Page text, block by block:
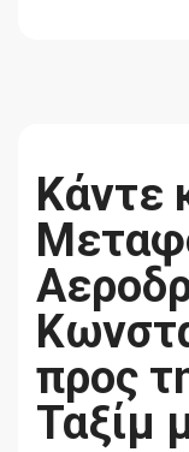
Κάντε
προς
Ταξίμ